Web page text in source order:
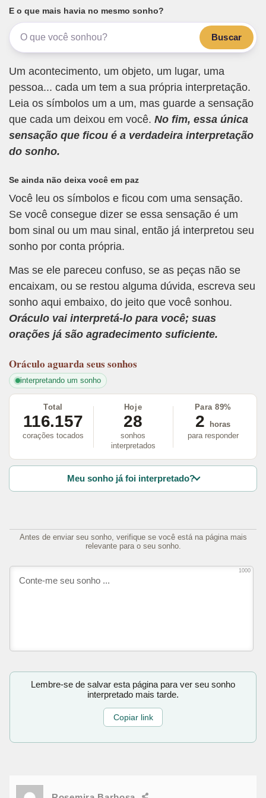
E o que mais havia no mesmo sonho?
Buscar
Um acontecimento, um objeto, um lugar, uma
pessoa... cada um tem a sua própria interpretação.
Leia os símbolos um a um, mas guarde a sensação
que cada um deixou em você. No fim, essa única
sensação que ficou é a verdadeira interpretação
do sonho.
Se ainda não deixa você em paz
Você leu os símbolos e ficou com uma sensação.
Se você consegue dizer se essa sensação é um
bom sinal ou um mau sinal, então já interpretou seu
sonho por conta própria.
Mas se ele pareceu confuso, se as peças não se
encaixam, ou se restou alguma dúvida, escreva seu
sonho aqui embaixo, do jeito que você sonhou.
Oráculo vai interpretá-lo para você; suas
orações já são agradecimento suficiente.
Oráculo aguarda seus sonhos
interpretando um sonho
Total
116.157
corações tocados
Hoje
28
sonhos
interpretados
Para 89%
2
horas
para responder
Meu sonho já foi interpretado?
Antes de enviar seu sonho, verifique se você está na página mais
relevante para o seu sonho.
1000
Lembre-se de salvar esta página para ver seu sonho
interpretado mais tarde.
Copiar link